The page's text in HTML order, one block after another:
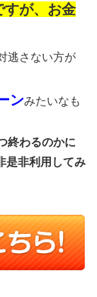
すが、お金
逃さない方が
ンみたいなも
終わるのかに
是非利用してみ